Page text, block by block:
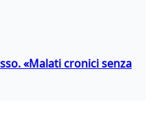
«Malati cronici senza